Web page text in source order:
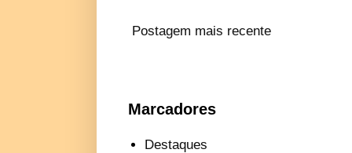
Postagem mais recente
Marcadores
Destaques